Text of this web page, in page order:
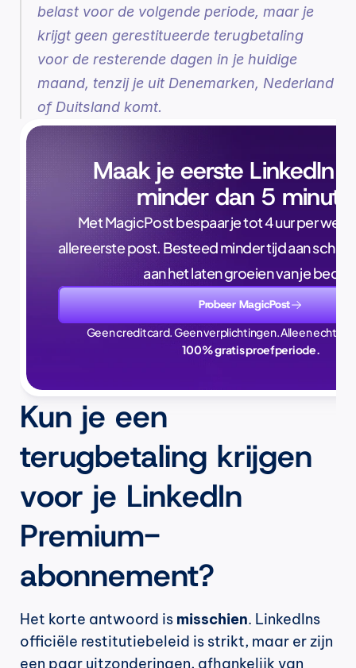
belast voor de volgende periode, maar je
krijgt geen gerestitueerde terugbetaling
voor de resterende dagen in je huidige
maand, tenzij je uit Denemarken, Nederland
of Duitsland komt.
Maak je eerste LinkedIn
minder dan 5
Met MagicPost bespaar je tot 4 uur per
allereerste post. Besteed minder tijd aan
aan het laten groeien van je
Probeer MagicPost
Geen creditcard. Geen verplichtingen. Alleen echte
100% gratis proefperiode.
Kun je een
terugbetaling krijgen
voor je LinkedIn
Premium-
abonnement?
Het korte antwoord is misschien. LinkedIns
officiële restitutiebeleid is strikt, maar er zijn
een paar uitzonderingen, afhankelijk van